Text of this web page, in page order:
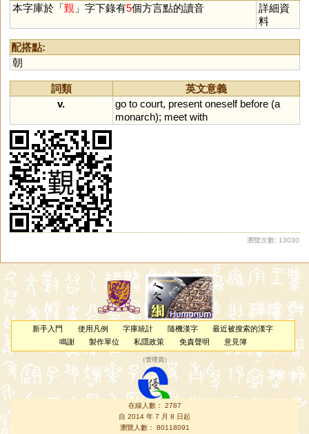
本字庫於「覲 」字下錄有5個方言點的讀音
詳細資
料
配搭點:
朝
詞類
英文意義
v.
go to court, present oneself before(a
monarch); meet with
瀏覽次數: 13030
新手入門 使用凡例 字庫統計 隨機漢字
最近被搜索的漢字
鳴謝
製作單位 私隱政策 免責聲明 意見簿
（管理員 ）
在線人數： 2787
自 2014 年 7 月 8 日起
瀏覽人數： 80118091